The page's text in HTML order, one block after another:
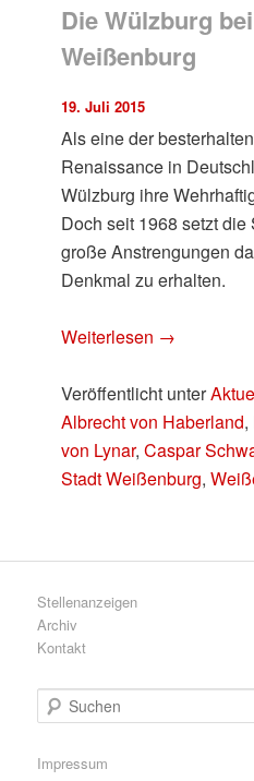
Die Wülzburg bei
Weißenburg
19. Juli 2015
Als eine der
Renaissance in
Wülzburg ihre
Doch seit 1968 setzt
große Anstrengungen
Denkmal zu erhalten.
Weiterlesen →
Veröffentlicht unter
Albrecht von Haberland,
von Lynar,Caspar
Stadt Weißenburg,
Stellenanzeigen
Archiv
Kontakt
u
h
Impressum